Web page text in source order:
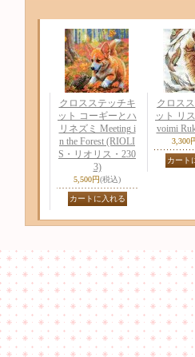
クロスステッチキ
ット コーギーとハ
リネズミ Meeting i
n the Forest (RIOLI
S・リオリス・230
3)
5,500円(税込)
クロス
ット リ
voimi
3,300